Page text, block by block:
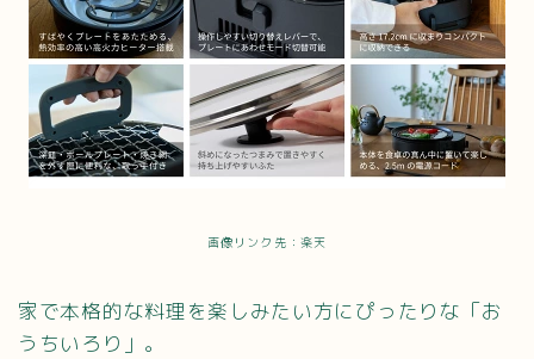
画像リンク先：楽天
家で本格的な料理を楽しみたい方にぴったりな「お
うちいろり」。